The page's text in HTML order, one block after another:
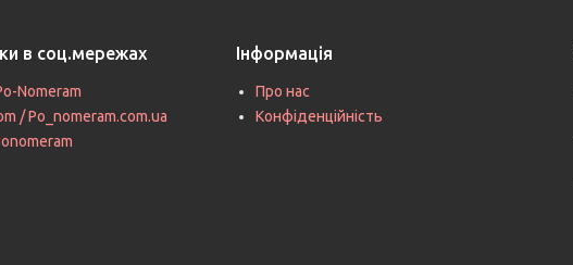
в соц.мережах
Nomeram
/ Po_nomeram.com.ua
Інформація
Про нас
Конфіденційність